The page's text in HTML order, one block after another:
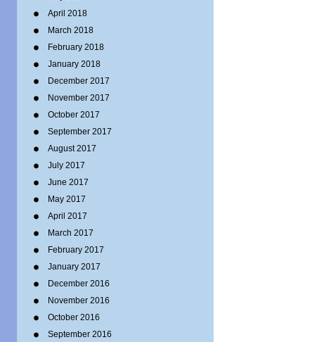
April 2018
March 2018
February 2018
January 2018
December 2017
November 2017
October 2017
September 2017
August 2017
July 2017
June 2017
May 2017
April 2017
March 2017
February 2017
January 2017
December 2016
November 2016
October 2016
September 2016